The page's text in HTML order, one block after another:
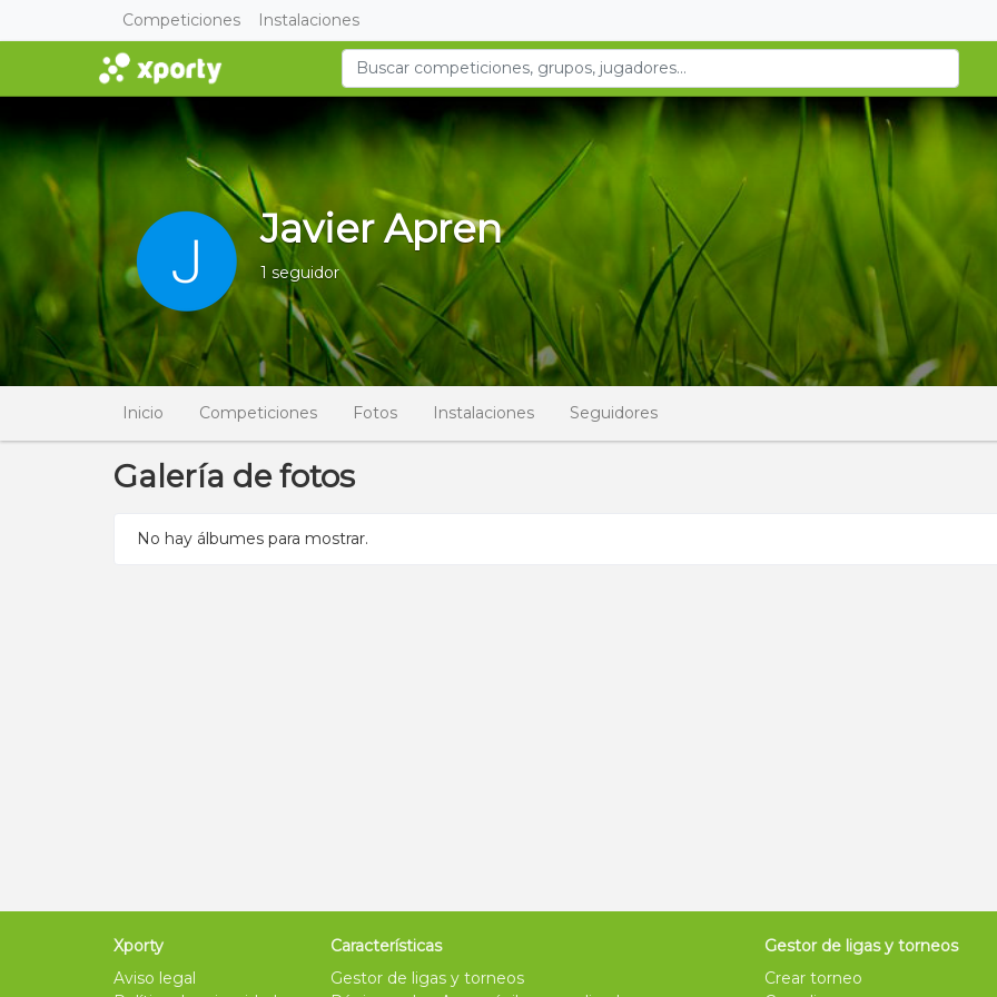
Competiciones Instalaciones
Javier Apren
1 seguidor
Inicio Competiciones Fotos Instalaciones Seguidores
Galería de fotos
No hay álbumes para mostrar.
Xporty
Aviso legal
Características
Gestor de ligas y torneos
Gestor de ligas y torneos
Crear torneo